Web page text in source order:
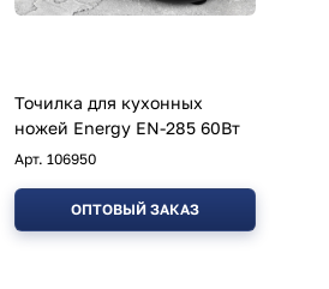
Точилка для кухонных
ножей Energy EN-285 60Вт
Арт. 106950
ОПТОВЫЙ ЗАКАЗ